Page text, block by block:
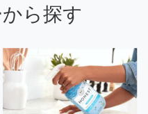
ら探す